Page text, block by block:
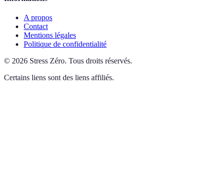
A propos
Contact
Mentions légales
Politique de confidentialité
© 2026 Stress Zéro. Tous droits réservés.
Certains liens sont des liens affiliés.